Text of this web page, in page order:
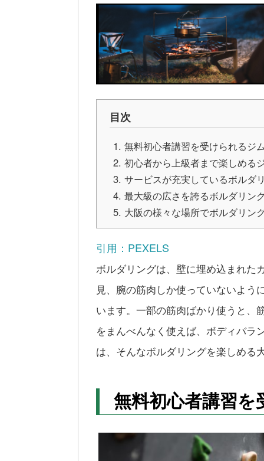
目次
無料初心者講習を受けられるジ
初心者から上級者まで楽しめる
サービスが充実しているボルダ
最大級の広さを誇るボルダリン
大阪の様々な場所でボルダリン
引用：PEXELS
ボルダリングは、壁に埋め込まれた
見、腕の筋肉しか使っていないよう
います。一部の筋肉ばかり使うと、
をまんべんなく使えば、ボディバラ
は、そんなボルダリングを楽しめる
無料初心者講習